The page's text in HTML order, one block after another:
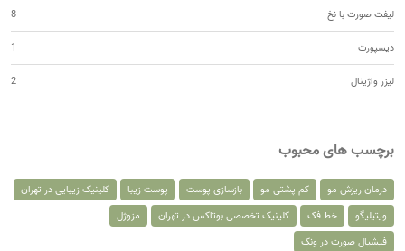
لیفت صورت با نخ 8
دیسپورت 1
لیزر واژینال 2
برچسب های محبوب
درمان ریزش مو کم پشتی مو بازسازی پوست پوست زیبا
کلینیک زیبایی در تهران
ویتیلیگو
خط فک کلینیک تخصصی بوتاکس در تهران
مزوژل
فیشیال صورت در ونک